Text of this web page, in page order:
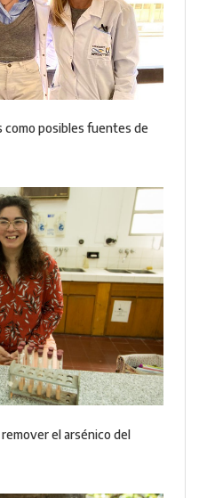
como posibles fuentes de
el arsénico del